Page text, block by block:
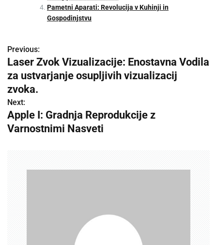
Pametni Aparati: Revolucija v Kuhinji in
Gospodinjstvu
P
o
s
t
n
Previous:
Laser Zvok Vizualizacije: Enostavna Vodila
za ustvarjanje osupljivih vizualizacij
zvoka.
Next:
Apple I: Gradnja Reprodukcije z
Varnostnimi Nasveti